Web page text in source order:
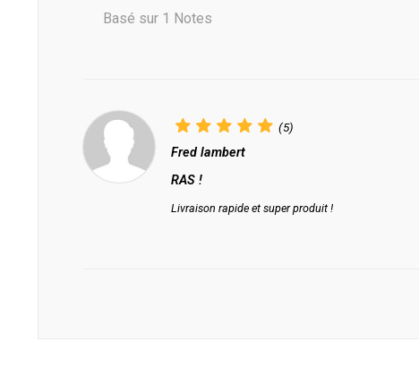
Basé sur 1 Notes
(5)
Fred lambert
RAS !
Livraison rapide et super produit !